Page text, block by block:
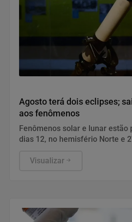
Agosto terá dois eclipses;
aos fenômenos
Fenômenos solar e lunar estão
dias 12, no hemisfério Norte e
Visualizar